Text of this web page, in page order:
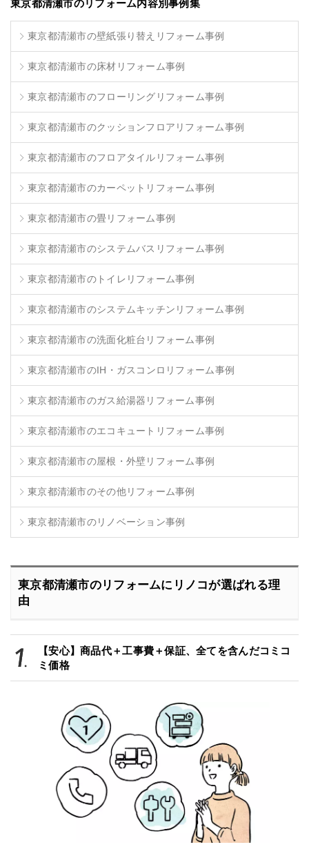
東京都清瀬市のリフォーム内容別事例集
東京都清瀬市の壁紙張り替えリフォーム事例
東京都清瀬市の床材リフォーム事例
東京都清瀬市のフローリングリフォーム事例
東京都清瀬市のクッションフロアリフォーム事例
東京都清瀬市のフロアタイルリフォーム事例
東京都清瀬市のカーペットリフォーム事例
東京都清瀬市の畳リフォーム事例
東京都清瀬市のシステムバスリフォーム事例
東京都清瀬市のトイレリフォーム事例
東京都清瀬市のシステムキッチンリフォーム事例
東京都清瀬市の洗面化粧台リフォーム事例
東京都清瀬市のIH・ガスコンロリフォーム事例
東京都清瀬市のガス給湯器リフォーム事例
東京都清瀬市のエコキュートリフォーム事例
東京都清瀬市の屋根・外壁リフォーム事例
東京都清瀬市のその他リフォーム事例
東京都清瀬市のリノベーション事例
東京都清瀬市のリフォームにリノコが選ばれる理
由
【安心】商品代＋工事費＋保証、全てを含んだコミコ
ミ価格